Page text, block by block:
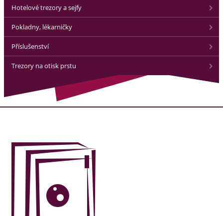
Hotelové trezory a sejfy
Pokladny, lékarničky
Příslušenství
Trezory na otisk prstu